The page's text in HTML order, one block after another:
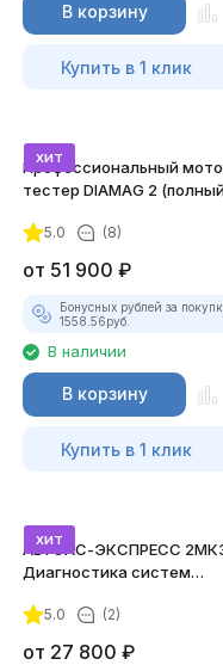
В корзину
Купить в 1 клик
хит
Профессиональный
тестер DIAMAG 2
5.0 (8)
от 51 900 ₽
Бонусных рублей за
1558.56руб.
В наличии
В корзину
Купить в 1 клик
хит
АВТОАС-ЭКСПРЕСС
Диагностика систем
5.0 (2)
от 27 800 ₽